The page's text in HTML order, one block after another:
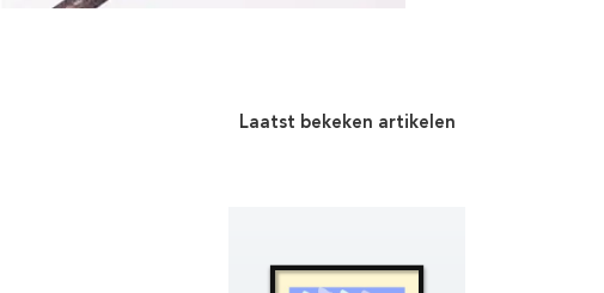
Laatst bekeken artikelen